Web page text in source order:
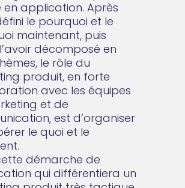
application. Après
le pourquoi et le
maintenant, puis
décomposé en
le rôle du
produit, en forte
avec les équipes
et de
est d’organiser
le quoi et le
démarche de
qui différentiera un